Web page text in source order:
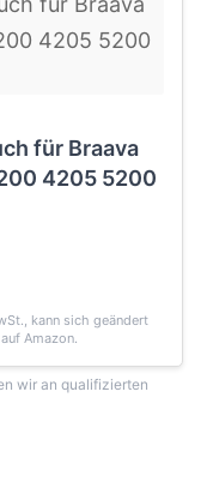
für Braava
4205 5200
kann sich geändert
Amazon.
wir an qualifizierten